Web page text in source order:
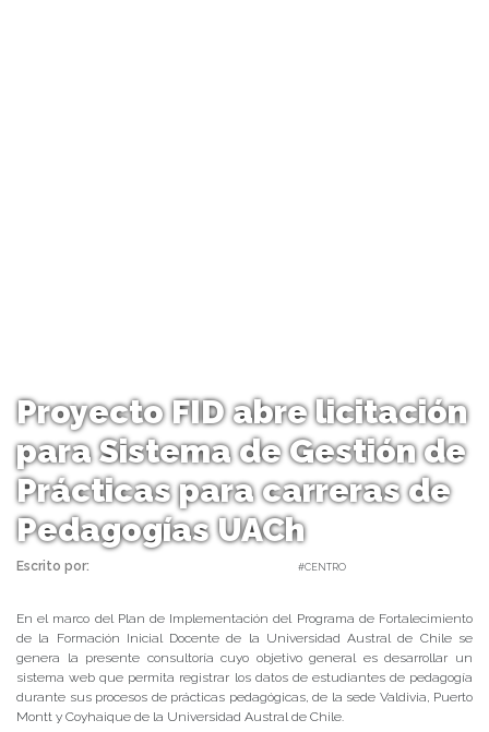
Proyecto FID abre licitación
para Sistema de Gestión de
Prácticas para carreras de
Pedagogías UACh
Escrito por: #CENTRO
En el marco del Plan de Implementación del Programa de Fortalecimiento
de la Formación Inicial Docente de la Universidad Austral de Chile se
genera la presente consultoría cuyo objetivo general es desarrollar un
sistema web que permita registrar los datos de estudiantes de pedagogía
durante sus procesos de prácticas pedagógicas, de la sede Valdivia, Puerto
Montt y Coyhaique de la Universidad Austral de Chile.